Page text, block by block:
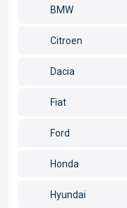
BMW
Citroen
Dacia
Fiat
Ford
Honda
Hyundai